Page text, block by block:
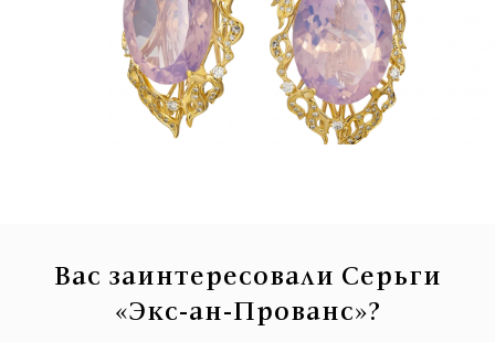
Вас заинтересовали Серьги
«Экс-ан-Прованс»?